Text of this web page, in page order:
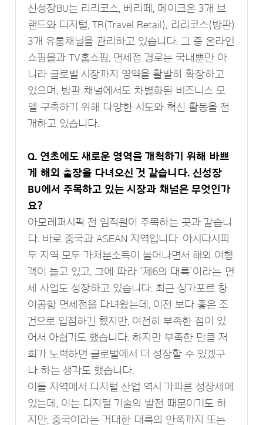
신성장BU는 리리코스, 베리떼, 메이크온 3개 브
랜드와 디지털, TR(Travel Retail), 리리코스(방판)
3개 유통채널을 관리하고 있습니다. 그 중 온라인
쇼핑몰과 TV홈쇼핑, 면세점 경로는 국내뿐만 아
니라 글로벌 시장까지 영역을 활발히 확장하고
있으며, 방판 채널에서도 차별화된 비즈니스 모
델 구축하기 위해 다양한 시도와 혁신 활동을 전
개하고 있습니다.
Q. 연초에도 새로운 영역을 개척하기 위해 바쁘
게 해외 출장을 다녀오신 것 같습니다. 신성장
BU에서 주목하고 있는 시장과 채널은 무엇인가
요?
아모레퍼시픽 전 임직원이 주목하는 곳과 같습니
다. 바로 중국과 ASEAN 지역입니다. 아시다시피
두 지역 모두 가처분소득이 늘어나면서 해외 여행
객이 늘고 있고, 그에 따라 ‘제6의 대륙’이라는 면
세 사업도 성장하고 있습니다. 최근 싱가포르 창
이공항 면세점을 다녀왔는데, 이전 보다 좋은 조
건으로 입점하긴 했지만, 여전히 부족한 점이 있
어서 아쉽기도 했습니다. 하지만 부족한 만큼 저
희가 노력하면 글로벌에서 더 성장할 수 있겠구
나 하는 생각도 했습니다.
이들 지역에서 디지털 산업 역시 가파른 성장세에
있는데, 이는 디지털 기술의 발전 때문이기도 하
지만, 중국이라는 거대한 대륙의 안쪽까지 또는